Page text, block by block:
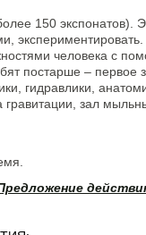
150 экспонатов).
человека с
постарше – первое
гидравлики,
гравитации, зал